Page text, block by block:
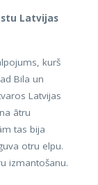
Latvijas
kurš
Bila un
Latvijas
ātru
tas bija
otru elpu.
izmantošanu.